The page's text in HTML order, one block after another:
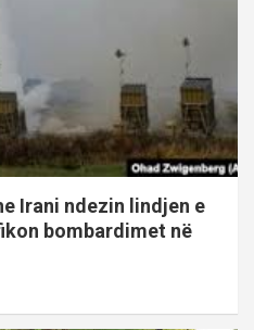
Irani ndezin lindjen e
bombardimet në